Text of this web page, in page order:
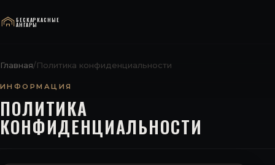
БЕСКАРКАСНЫЕ
АНГАРЫ
Главная/Политика конфиденциальности
ИНФОРМАЦИЯ
ПОЛИТИКА
КОНФИДЕНЦИАЛЬНОСТИ